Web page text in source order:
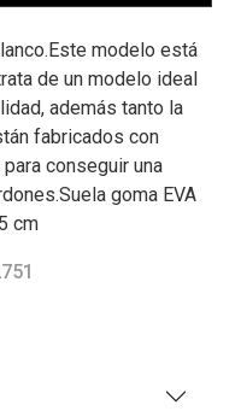
modelo está
de un modelo ideal
además tanto la
fabricados con
conseguir una
goma EVA
cm